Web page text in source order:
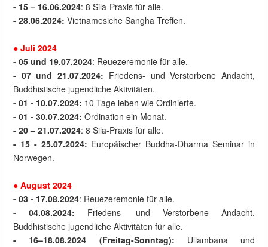
- 15 – 16.06.2024: 8 Sila-Praxis für alle.
- 28.06.2024: Vietnamesiche Sangha Treffen.
● Juli 2024
- 05 und 19.07.2024: Reuezeremonie für alle.
- 07 und 21.07.2024: Friedens- und Verstorbene Andacht,
Buddhistische jugendliche Aktivitäten.
- 01 - 10.07.2024: 10 Tage leben wie Ordinierte.
- 01 - 30.07.2024: Ordination ein Monat.
- 20 – 21.07.2024: 8 Sila-Praxis für alle.
- 15 - 25.07.2024: Europäischer Buddha-Dharma Seminar in
Norwegen.
● August 2024
- 03 - 17.08.2024: Reuezeremonie für alle.
- 04.08.2024: Friedens- und Verstorbene Andacht,
Buddhistische jugendliche Aktivitäten für alle.
- 16–18.08.2024 (Freitag-Sonntag): Ullambana und